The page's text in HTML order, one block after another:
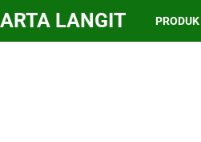
LANGIT PRODUK